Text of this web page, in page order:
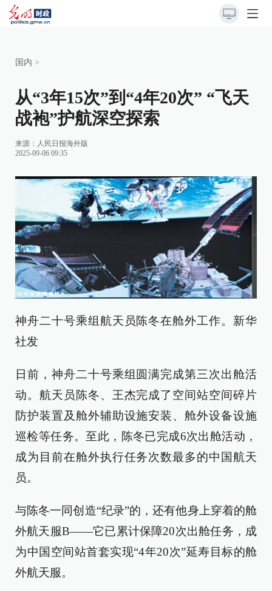
国内 >
从“3年15次”到“4年20次” “飞天
战袍”护航深空探索
来源： 人民日报海外版
2025-09-06 09:35
神舟二十号乘组航天员陈冬在舱外工作。新华
社发
日前，神舟二十号乘组圆满完成第三次出舱活
动。航天员陈冬、王杰完成了空间站空间碎片
防护装置及舱外辅助设施安装、舱外设备设施
巡检等任务。至此，陈冬已完成6次出舱活动，
成为目前在舱外执行任务次数最多的中国航天
员。
与陈冬一同创造“纪录”的，还有他身上穿着的舱
外航天服B——它已累计保障20次出舱任务，成
为中国空间站首套实现“4年20次”延寿目标的舱
外航天服。